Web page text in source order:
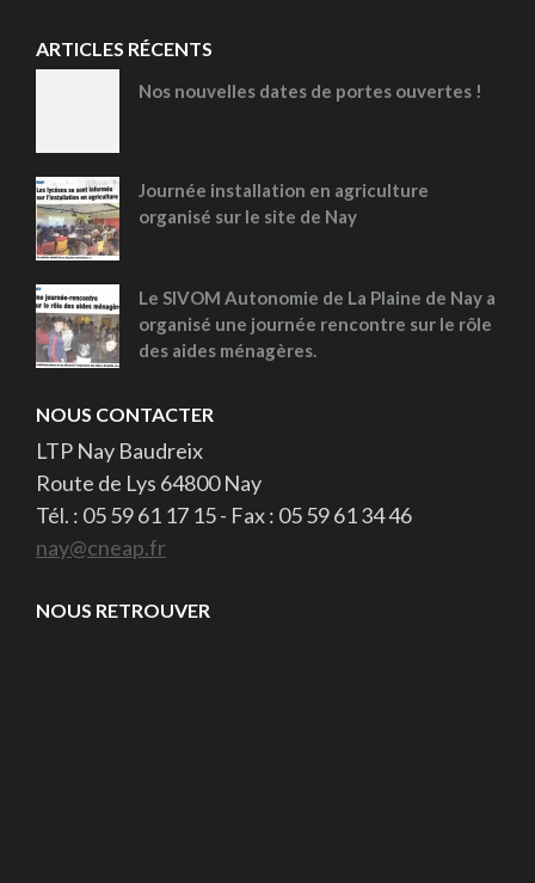
ARTICLES RÉCENTS
Nos nouvelles dates de portes ouvertes !
Journée installation en agriculture
organisé sur le site de Nay
Le SIVOM Autonomie de La Plaine de Nay a
organisé une journée rencontre sur le rôle
des aides ménagères.
NOUS CONTACTER
LTP Nay Baudreix
Route de Lys 64800 Nay
Tél. : 05 59 61 17 15 - Fax : 05 59 61 34 46
nay@cneap.fr
NOUS RETROUVER